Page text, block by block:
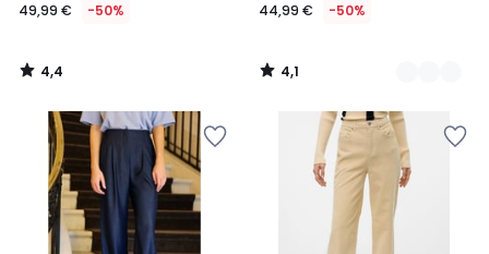
49,99 € -50%
4,4
/
44,99 € -50%
4,1
/